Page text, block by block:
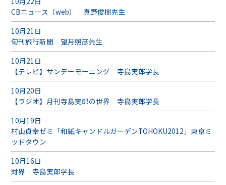
CBニュース（web） 真野俊樹先生
10月21日
旬刊旅行新聞 望月照彦先生
10月21日
【テレビ】サンデーモーニング 寺島実郎学長
10月20日
【ラジオ】月刊寺島実郎の世界 寺島実郎学長
10月19日
村山貞幸ゼミ「和紙キャンドルガーデンTOHOKU2012」東京ミ
ッドタウン
10月16日
財界 寺島実郎学長